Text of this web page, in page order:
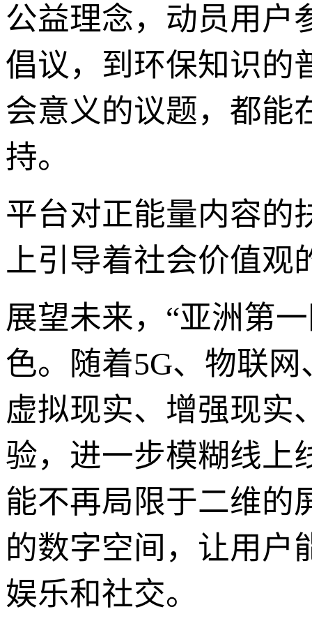
公益理念，动员用户
倡议，到环保知识的
会意义的议题，都能
持。
平台对正能量内容的
上引导着社会价值观
展望未来，“亚洲第
色。随着5G、物联
虚拟现实、增强现实
验，进一步模糊线上
能不再局限于二维的
的数字空间，让用户
娱乐和社交。